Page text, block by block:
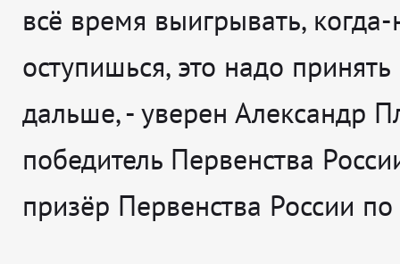
всё время выигрывать,
оступишься, это надо
дальше, - уверен Александр
победитель Первенства
призёр Первенства России